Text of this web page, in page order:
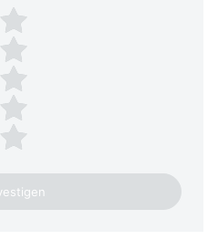
Plaats een beoordeling
5 sterren
4 sterren
3 sterren
2 sterren
1 ster